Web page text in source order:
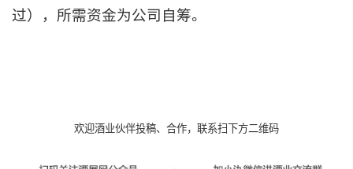
过），所需资金为公司自筹。
欢迎酒业伙伴投稿、合作，联系扫下方二维码